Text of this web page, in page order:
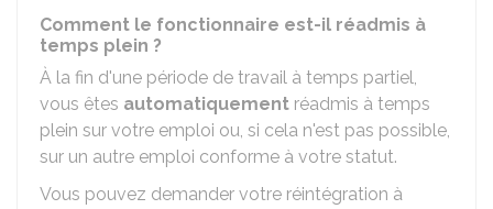
Comment le fonctionnaire est-il réadmis à
temps plein ?
À la fin d'une période de travail à temps partiel,
vous êtes automatiquement réadmis à temps
plein sur votre emploi ou, si cela n'est pas possible,
sur un autre emploi conforme à votre statut.
Vous pouvez demander votre réintégration à